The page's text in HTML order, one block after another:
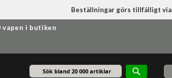
Beställningar görs tillfälligt
vapen i butiken